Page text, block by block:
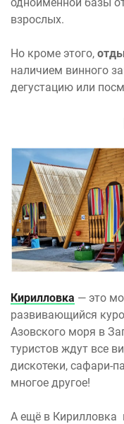
взрослых.
Но кроме этого,
наличием винного
дегустацию или
Кирилловка — это
развивающийся
Азовского моря в
туристов ждут все
дискотеки, сафари-
многое другое!
А ещё в Кирилловка